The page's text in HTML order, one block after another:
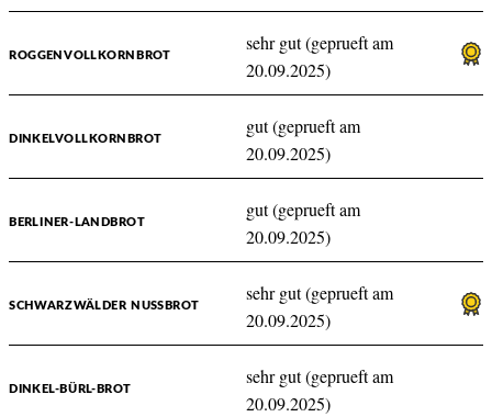
ROGGENVOLLKORNBROT
sehr gut (geprueft am
20.09.2025)
DINKELVOLLKORNBROT
gut (geprueft am
20.09.2025)
BERLINER-LANDBROT
gut (geprueft am
20.09.2025)
SCHWARZWÄLDER NUSSBROT
sehr gut (geprueft am
20.09.2025)
DINKEL-BÜRL-BROT
sehr gut (geprueft am
20.09.2025)